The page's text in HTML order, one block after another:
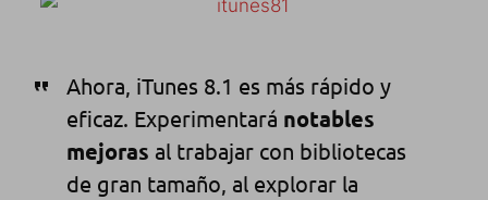
Ahora, iTunes 8.1 es más rápido y
eficaz. Experimentará notables
mejoras al trabajar con bibliotecas
de gran tamaño, al explorar la